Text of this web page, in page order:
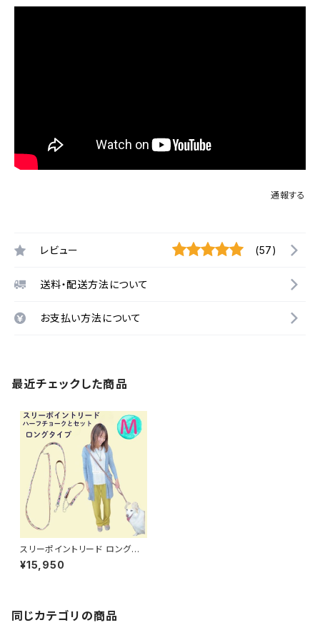
通報する
レビュー (57)
送料・配送方法について
お支払い方法について
最近チェックした商品
スリーポイントリード ロングロ
ングタイプとハーフチョークのセ
ット 送料無料★中型犬用 ショル
メイド｜ラリーズカンパニー
¥15,950
同じカテゴリの商品